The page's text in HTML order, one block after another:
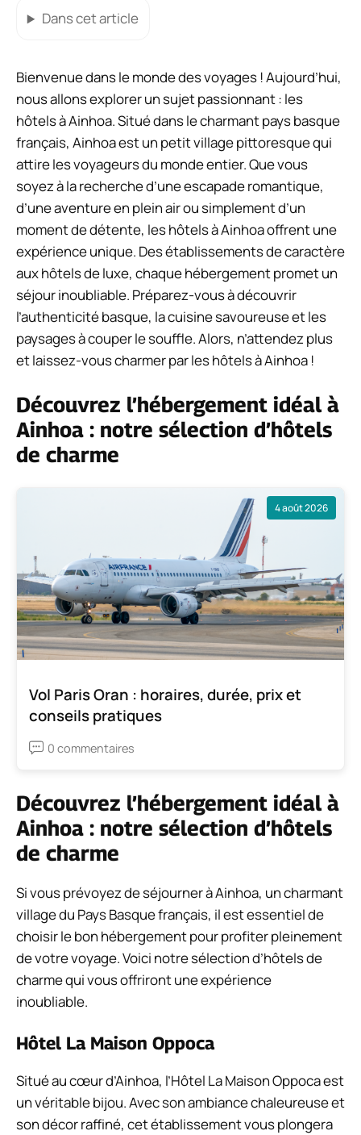
Dans cet article
Bienvenue dans le monde des voyages ! Aujourd’hui,
nous allons explorer un sujet passionnant : les
hôtels à Ainhoa. Situé dans le charmant pays basque
français, Ainhoa est un petit village pittoresque qui
attire les voyageurs du monde entier. Que vous
soyez à la recherche d’une escapade romantique,
d’une aventure en plein air ou simplement d’un
moment de détente, les hôtels à Ainhoa offrent une
expérience unique. Des établissements de caractère
aux hôtels de luxe, chaque hébergement promet un
séjour inoubliable. Préparez-vous à découvrir
l’authenticité basque, la cuisine savoureuse et les
paysages à couper le souffle. Alors, n’attendez plus
et laissez-vous charmer par les hôtels à Ainhoa !
Découvrez l’hébergement idéal à
Ainhoa : notre sélection d’hôtels
de charme
4 août 2026
Vol Paris Oran : horaires, durée, prix et
conseils pratiques
0 commentaires
Découvrez l’hébergement idéal à
Ainhoa : notre sélection d’hôtels
de charme
Si vous prévoyez de séjourner à Ainhoa, un charmant
village du Pays Basque français, il est essentiel de
choisir le bon hébergement pour profiter pleinement
de votre voyage. Voici notre sélection d’hôtels de
charme qui vous offriront une expérience
inoubliable.
Hôtel La Maison Oppoca
Situé au cœur d’Ainhoa, l’Hôtel La Maison Oppoca est
un véritable bijou. Avec son ambiance chaleureuse et
son décor raffiné, cet établissement vous plongera